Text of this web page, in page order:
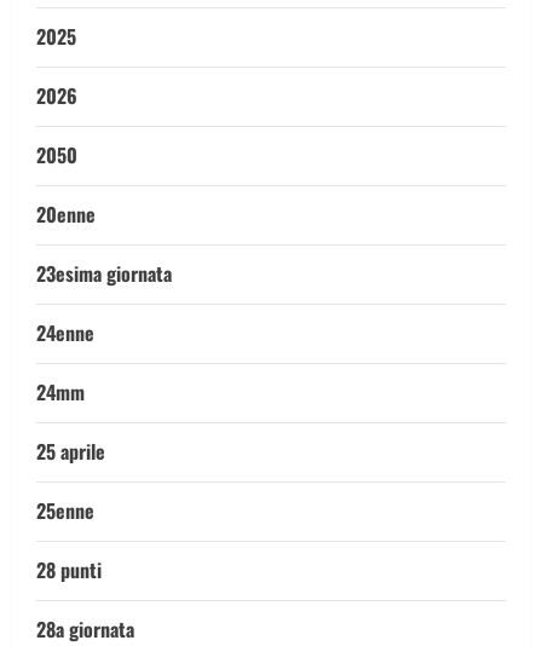
2025
2026
2050
20enne
23esima giornata
24enne
24mm
25 aprile
25enne
28 punti
28a giornata